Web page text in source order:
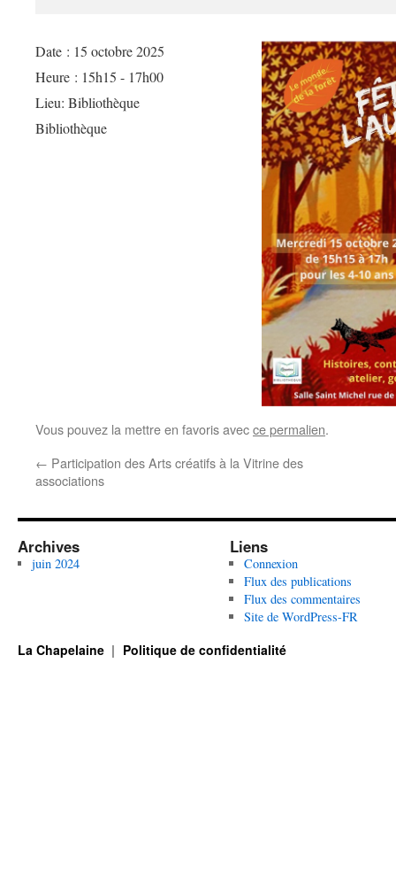
Date : 15 octobre 2025
Heure : 15h15 - 17h00
Lieu: Bibliothèque
Bibliothèque
Vous pouvez la mettre en favoris avecce permalien.
← Participation des Arts créatifs à la Vitrine des
associations
Archives
juin 2024
Liens
Connexion
Flux des publications
Flux des commentaires
Site de WordPress-FR
La Chapelaine Politique de confidentialité